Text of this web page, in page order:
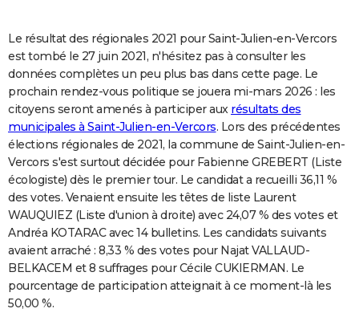
S'inscrire
Se connecter
Lycées
Collèges
Primaires
Universités
Entreprises
Service militaire
Avis de recherche
AVIS DE DÉCÈS
FORUM
Bricolage
Lifestyle
Culture
Sport
Auto
Television
Voyage
Cinema
Le résultat des régionales 2021 pour Saint-Julien-en-Vercors
est tombé le 27 juin 2021, n'hésitez pas à consulter les
données complètes un peu plus bas dans cette page. Le
prochain rendez-vous politique se jouera mi-mars 2026 : les
citoyens seront amenés à participer aux résultats des
municipales à Saint-Julien-en-Vercors. Lors des précédentes
élections régionales de 2021, la commune de Saint-Julien-en-
Vercors s'est surtout décidée pour Fabienne GREBERT (Liste
écologiste) dès le premier tour. Le candidat a recueilli 36,11 %
des votes. Venaient ensuite les têtes de liste Laurent
WAUQUIEZ (Liste d'union à droite) avec 24,07 % des votes et
Andréa KOTARAC avec 14 bulletins. Les candidats suivants
avaient arraché : 8,33 % des votes pour Najat VALLAUD-
BELKACEM et 8 suffrages pour Cécile CUKIERMAN. Le
pourcentage de participation atteignait à ce moment-là les
50,00 %.